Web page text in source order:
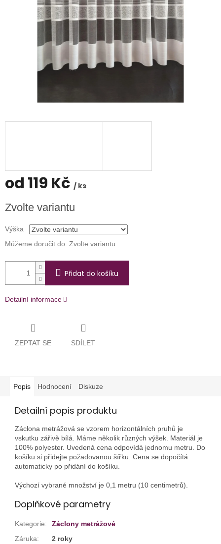
od 119 Kč / ks
cena:
Zvolte variantu
Výška
Můžeme doručit do: Zvolte variantu
Přidat do košíku
Detailní informace
ZEPTAT SE SDÍLET
Popis Hodnocení Diskuze
Detailní popis produktu
Záclona metrážová se vzorem horizontálních pruhů je
vskutku zářivě bílá. Máme několik různých výšek. Materiál je
100% polyester. Uvedená cena odpovídá jednomu metru. Do
košíku si přidejte požadovanou šířku. Cena se dopočítá
automaticky po přidání do košíku.
Výchozí vybrané množství je 0,1 metru (10 centimetrů).
Doplňkové parametry
Kategorie:
Záclony metrážové
Záruka:
2 roky